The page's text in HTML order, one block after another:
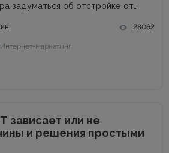
задуматься об отстройке от
аналогичных компаний, привлечь
28062
маркетинг
зависает или не
и решения простыми